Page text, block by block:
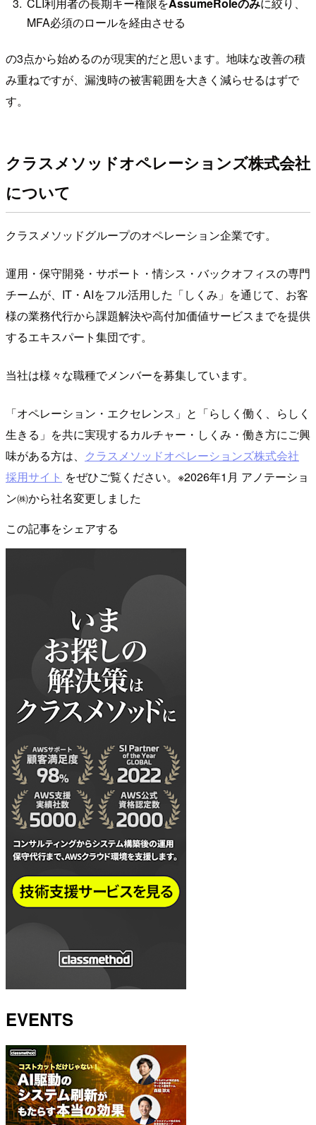
CLI利用者の長期キー権限をAssumeRoleのみに絞り、
MFA必須のロールを経由させる
の3点から始めるのが現実的だと思います。地味な改善の積
み重ねですが、漏洩時の被害範囲を大きく減らせるはずで
す。
クラスメソッドオペレーションズ株式会社
について
クラスメソッドグループのオペレーション企業です。
運用・保守開発・サポート・情シス・バックオフィスの専門
チームが、IT・AIをフル活用した「しくみ」を通じて、お客
様の業務代行から課題解決や高付加価値サービスまでを提供
するエキスパート集団です。
当社は様々な職種でメンバーを募集しています。
「オペレーション・エクセレンス」と「らしく働く、らしく
生きる」を共に実現するカルチャー・しくみ・働き方にご興
味がある方は、 クラスメソッドオペレーションズ株式会社
採用サイト をぜひご覧ください。※2026年1月 アノテーショ
ン㈱から社名変更しました
この記事をシェアする
EVENTS